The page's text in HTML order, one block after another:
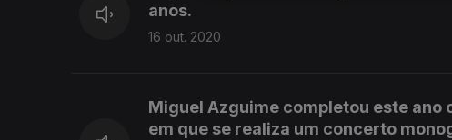
anos.
16 out. 2020
Miguel Azguime completou este ano
em que se realiza um concerto